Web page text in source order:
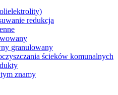
redukcja
granulowany
ścieków komunalnych
znamy